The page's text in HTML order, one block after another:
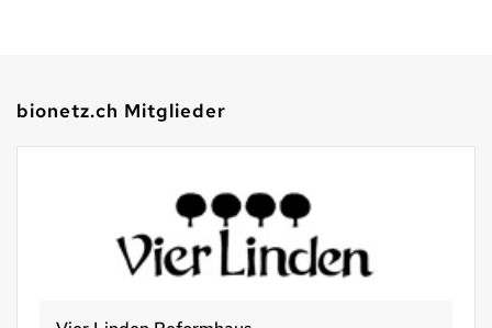
bionetz.ch Mitglieder